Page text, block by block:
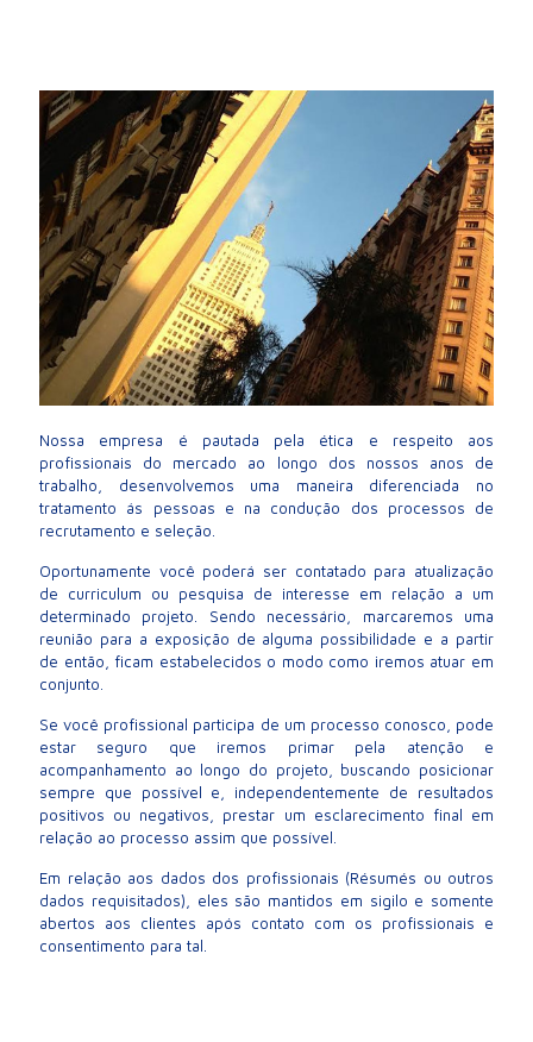
Nossa empresa é pautada pela ética e respeito aos
profissionais do mercado ao longo dos nossos anos de
trabalho, desenvolvemos uma maneira diferenciada no
tratamento ás pessoas e na condução dos processos de
recrutamento e seleção.
Oportunamente você poderá ser contatado para atualização
de curriculum ou pesquisa de interesse em relação a um
determinado projeto. Sendo necessário, marcaremos uma
reunião para a exposição de alguma possibilidade e a partir
de então, ficam estabelecidos o modo como iremos atuar em
conjunto.
Se você profissional participa de um processo conosco, pode
estar seguro que iremos primar pela atenção e
acompanhamento ao longo do projeto, buscando posicionar
sempre que possível e, independentemente de resultados
positivos ou negativos, prestar um esclarecimento final em
relação ao processo assim que possível.
Em relação aos dados dos profissionais (Résumés ou outros
dados requisitados), eles são mantidos em sigilo e somente
abertos aos clientes após contato com os profissionais e
consentimento para tal.